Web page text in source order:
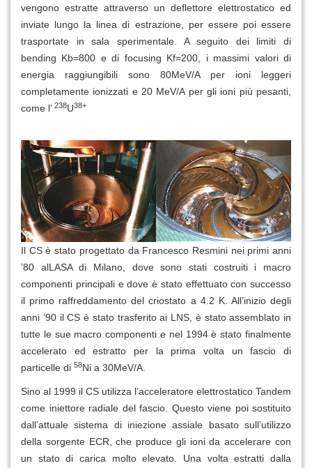
vengono estratte attraverso un deflettore elettrostatico ed
inviate lungo la linea di estrazione, per essere poi essere
trasportate in sala sperimentale. A seguito dei limiti di
bending Kb=800 e di focusing Kf=200, i massimi valori di
energia raggiungibili sono 80MeV/A per ioni leggeri
completamente ionizzati e 20 MeV/A per gli ioni più pesanti,
come l’ 238U38+
Il CS è stato progettato da Francesco Resmini nei primi anni
’80 alLASA di Milano, dove sono stati costruiti i macro
componenti principali e dove è stato effettuato con successo
il primo raffreddamento del criostato a 4.2 K. All’inizio degli
anni ’90 il CS è stato trasferito ai LNS, è stato assemblato in
tutte le sue macro componenti e nel 1994 è stato finalmente
accelerato ed estratto per la prima volta un fascio di
particelle di 58Ni a 30MeV/A.
Sino al 1999 il CS utilizza l’acceleratore elettrostatico Tandem
come iniettore radiale del fascio. Questo viene poi sostituito
dall’attuale sistema di iniezione assiale basato sull’utilizzo
della sorgente ECR, che produce gli ioni da accelerare con
un stato di carica molto elevato. Una volta estratti dalla